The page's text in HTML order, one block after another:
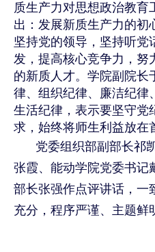
质生产力对思想政治教育
出：发展新质生产力的初
坚持党的领导，坚持听党
发，提高核心竞争力，努
的新质人才。学院副院长
律、组织纪律、廉洁纪律
生活纪律，表示要坚守党
求，始终将师生利益放在
党委组织部副部长祁
张霞、能动学院党委书记
部长张强作点评讲话，一
充分，程序严谨、主题鲜